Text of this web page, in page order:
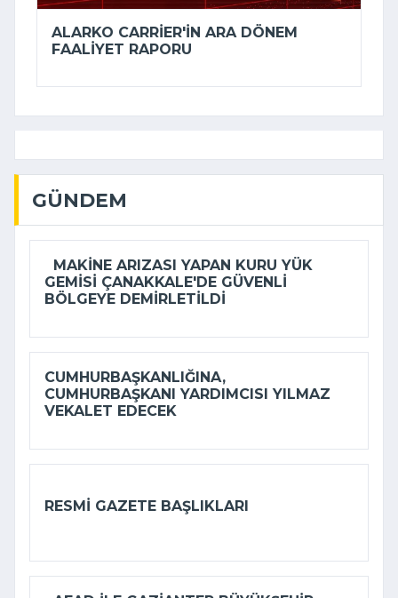
ALARKO CARRIER'IN ARA DÖNEM
FAALIYET RAPORU
GÜNDEM
MAKINE ARIZASI YAPAN KURU YÜK
GEMISI ÇANAKKALE'DE GÜVENLI
BÖLGEYE DEMIRLETILDI
CUMHURBAŞKANLIĞINA,
CUMHURBAŞKANI YARDIMCISI YILMAZ
VEKALET EDECEK
RESMI GAZETE BAŞLIKLARI